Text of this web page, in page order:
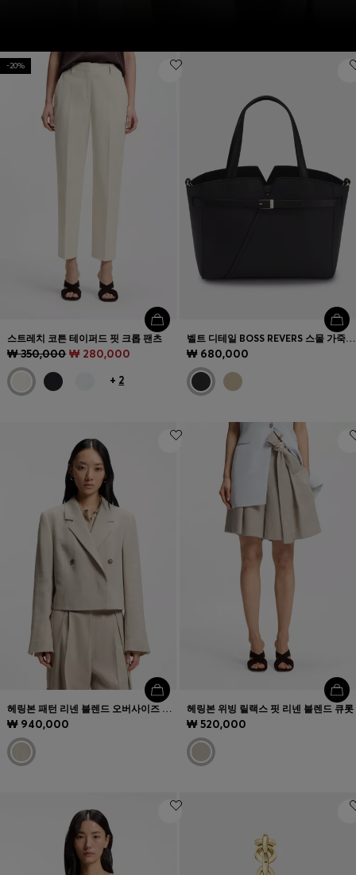
-20%
스트레치 코튼 테이퍼드 핏 크롭 팬츠
₩ 350,000 ₩ 280,000
+ 2
벨트 디테일 BOSS REVERS 스몰 가죽 토트 백
₩ 680,000
헤링본 패턴 리넨 블렌드 오버사이즈 핏 블레이저
₩ 940,000
헤링본 위빙 릴랙스 핏 리넨 블렌드 큐롯
₩ 520,000